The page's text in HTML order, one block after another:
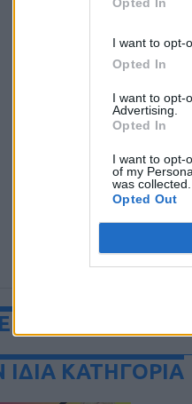
I want to opt-
Opted In
I want to opt-
Advertising.
Opted In
I want to opt-
of my
was collected.
Opted Out
ΕΠΙΣΗΣ
ΙΔΙΑ ΚΑΤΗΓΟΡΙΑ